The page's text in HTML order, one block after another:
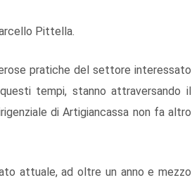
Pittella.
pratiche del settore interessato
tempi, stanno attraversando il
di Artigiancassa non fa altro
attuale, ad oltre un anno e mezzo